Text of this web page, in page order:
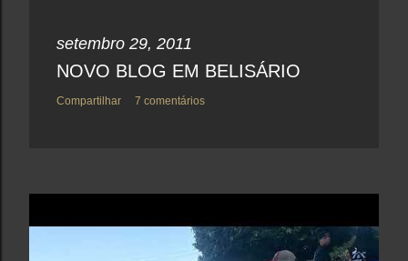
setembro 29, 2011
NOVO BLOG EM BELISÁRIO
Compartilhar 7 comentários